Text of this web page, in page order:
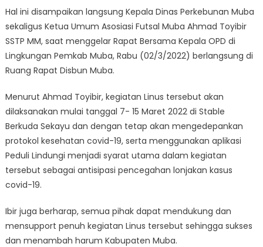
Hal ini disampaikan langsung Kepala Dinas Perkebunan Muba
sekaligus Ketua Umum Asosiasi Futsal Muba Ahmad Toyibir
SSTP MM, saat menggelar Rapat Bersama Kepala OPD di
Lingkungan Pemkab Muba, Rabu (02/3/2022) berlangsung di
Ruang Rapat Disbun Muba.
Menurut Ahmad Toyibir, kegiatan Linus tersebut akan
dilaksanakan mulai tanggal 7- 15 Maret 2022 di Stable
Berkuda Sekayu dan dengan tetap akan mengedepankan
protokol kesehatan covid-19, serta menggunakan aplikasi
Peduli Lindungi menjadi syarat utama dalam kegiatan
tersebut sebagai antisipasi pencegahan lonjakan kasus
covid-19.
Ibir juga berharap, semua pihak dapat mendukung dan
mensupport penuh kegiatan Linus tersebut sehingga sukses
dan menambah harum Kabupaten Muba.